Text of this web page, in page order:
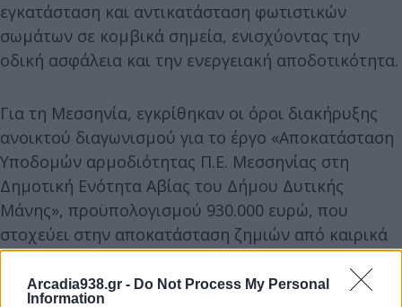
Arcadia938.gr - Do Not Process My Personal
Information
εγκατάσταση και αντικατάσταση φωτιστικών
σωμάτων σε κομβικά σημεία, ενισχύοντας την
οδική ασφάλεια και την ενεργειακή αποδοτικότητα.
Για τη Μεσσηνία, εγκρίθηκαν οι όροι διακήρυξης
ανοικτού διαγωνισμού για το έργο «Αποκατάσταση
Υποδομών αρμοδιότητας Π.Ε. Μεσσηνίας στη
Δημοτική Ενότητα Αβίας του Δήμου Δυτικής
Μάνης», προϋπολογισμού 930.000 ευρώ, που
στοχεύει στην αποκατάσταση ζημιών από καιρικά
φαινόμενα και στη βελτίωση της προσβασιμότητας.